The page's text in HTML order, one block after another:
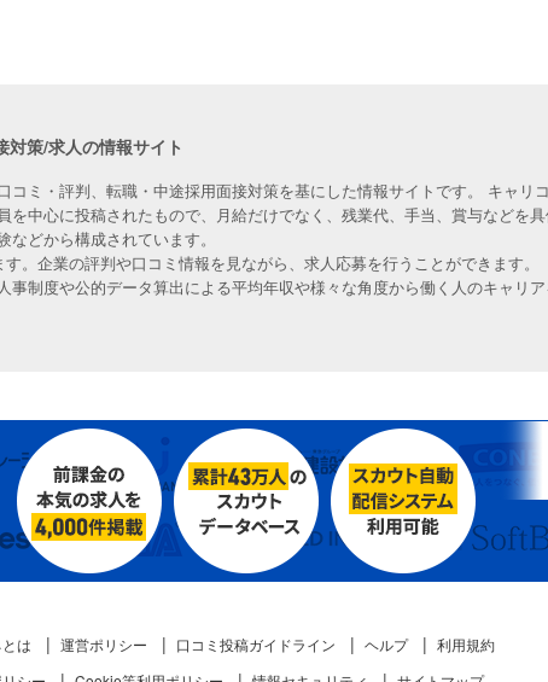
策/求人の情報サイト
ミ・評判、転職・中途採用面接対策を基にした情報サイトです。 キャリ
中心に投稿されたもので、月給だけでなく、残業代、手当、賞与などを
どから構成されています。
。企業の評判や口コミ情報を見ながら、求人応募を行うことができます。
制度や公的データ算出による平均年収や様々な角度から働く人のキャリ
は 運営ポリシー 口コミ投稿ガイドライン ヘルプ
利用規約